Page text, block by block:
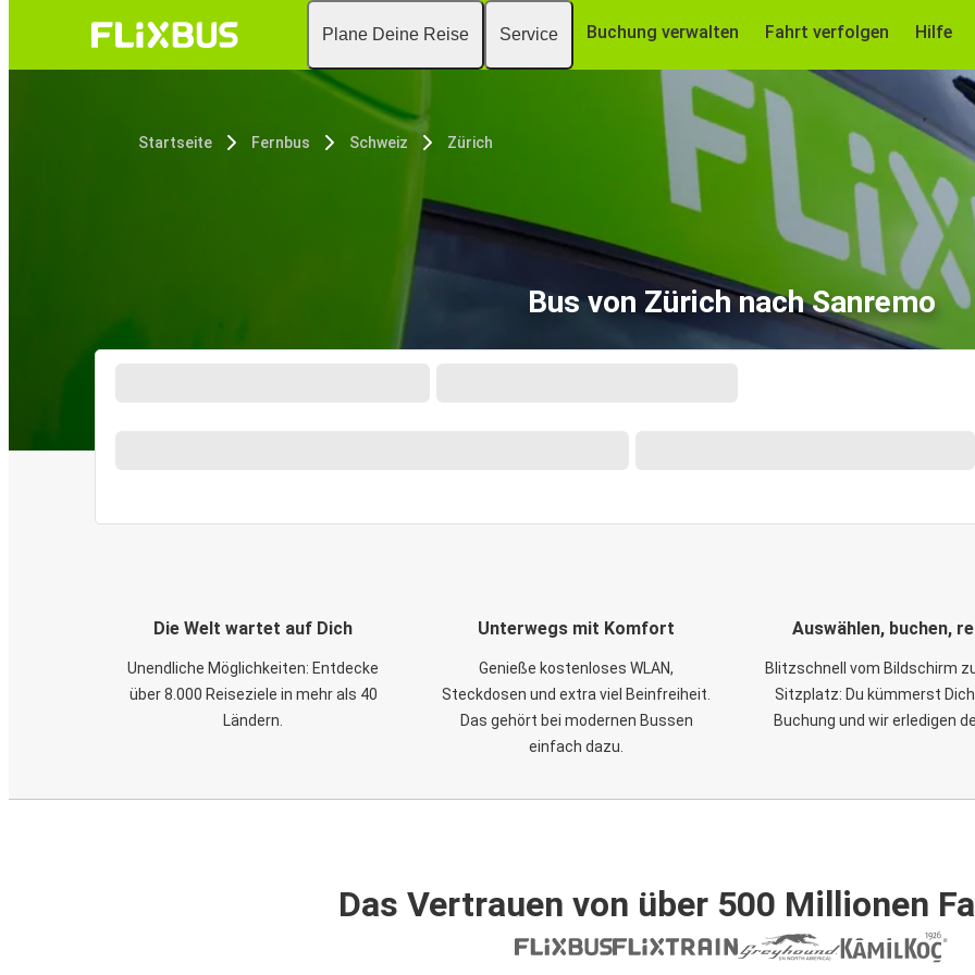
Plane Deine Reise Service Buchung verwalten Fahrt verfolgen Hilfe
Startseite Fernbus Schweiz Zürich
Bus von Zürich nach Sanremo
Die Welt wartet auf Dich
Unendliche Möglichkeiten: Entdecke
über 8.000 Reiseziele in mehr als 40
Ländern.
Unterwegs mit Komfort
Genieße kostenloses WLAN,
Steckdosen und extra viel Beinfreiheit.
Das gehört bei modernen Bussen
einfach dazu.
Auswählen, buchen,
Blitzschnell vom Bildschirm
Sitzplatz: Du kümmerst
Buchung und wir erledigen
Das Vertrauen von über 500 Millionen